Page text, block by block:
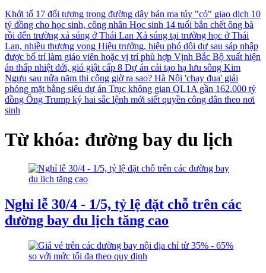
Khởi tố 17 đối tượng trong đường dây bán ma túy "cỏ" giao dịch 10
tỷ đồng cho học sinh, công nhân Học sinh 14 tuổi bắn chết ông bà
rồi đến trường xả súng ở Thái Lan Xả súng tại trường học ở Thái
Lan, nhiều thương vong Hiệu trưởng, hiệu phó dôi dư sau sáp nhập
được bố trí làm giáo viên hoặc vị trí phù hợp Vịnh Bắc Bộ xuất hiện
áp thấp nhiệt đới, gió giật cấp 8 Dự án cải tạo hạ lưu sông Kim
Ngưu sau nửa năm thi công giờ ra sao? Hà Nội 'chạy đua' giải
phóng mặt bằng siêu dự án Trục không gian QL1A gần 162.000 tỷ
đồng Ông Trump ký hai sắc lệnh mới siết quyền công dân theo nơi
sinh
Từ khóa: đường bay du lịch
Nghỉ lễ 30/4 - 1/5, tỷ lệ đặt chỗ trên các
đường bay du lịch tăng cao